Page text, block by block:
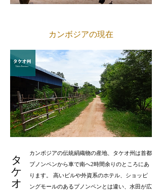
カンボジアの現在
タケオ 州
カンボジアの伝統絹織物の産地、タケオ州は首都
プノンペンから車で南へ2時間余りのところにあ
ります。 高いビルや外資系のホテル、ショッピ
ングモールのあるプノンペンとは違い、水田が広